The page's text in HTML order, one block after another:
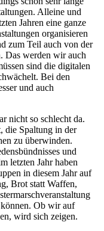
Alleine und
Jahren eine ganze
organisieren
zum Teil auch von der
Das werden wir auch
sind die digitalen
Bei den
und auch
nicht so schlecht da.
die Spaltung in der
zu überwinden.
und
letzten Jahr haben
in diesem Jahr auf
Brot statt Waffen,
Ob wir auf
wird sich zeigen.